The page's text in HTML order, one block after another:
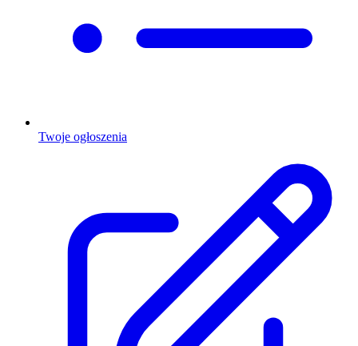
Twoje ogłoszenia